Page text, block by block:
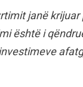
janë krijuar
është i